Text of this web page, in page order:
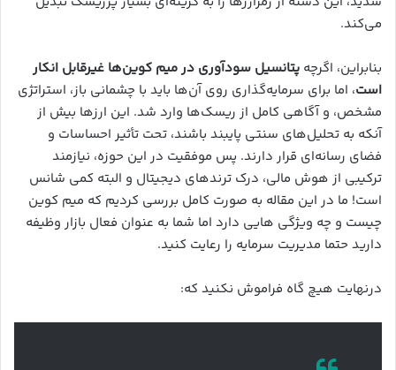
می‌کند.
بنابراین، اگرچه پتانسیل سودآوری در میم کوین‌ها غیرقابل انکار
است، اما برای سرمایه‌گذاری روی آن‌ها باید با چشمانی باز، استراتژی
مشخص، و آگاهی کامل از ریسک‌ها وارد شد. این ارزها بیش از
آنکه به تحلیل‌های سنتی پایبند باشند، تحت تأثیر احساسات و
فضای رسانه‌ای قرار دارند. پس موفقیت در این حوزه، نیازمند
ترکیبی از هوش مالی، درک ترندهای دیجیتال و البته کمی شانس
است! ما در این مقاله به صورت کامل بررسی کردیم که میم کوین
چیست و چه ویژگی هایی دارد اما شما به عنوان فعال بازار وظیفه
دارید حتما مدیریت سرمایه را رعایت کنید.
درنهایت هیچ گاه فراموش نکنید که: